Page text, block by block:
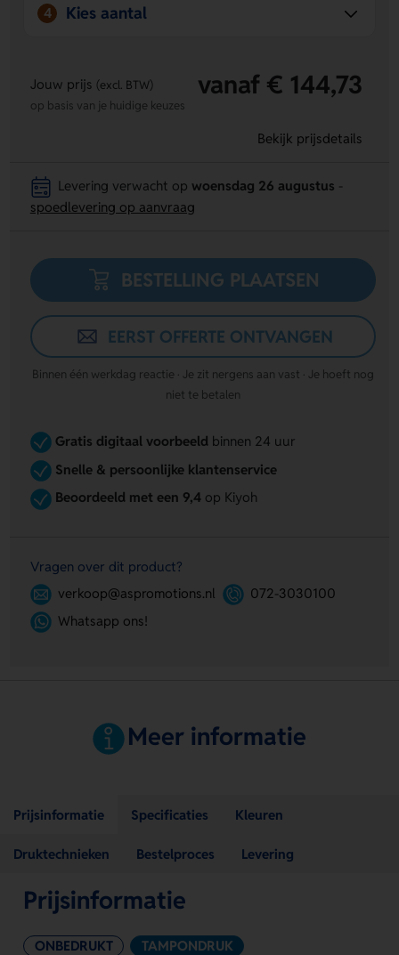
4 Kies aantal
Jouw prijs (excl. BTW) vanaf € 144,73
op basis van je huidige keuzes
Bekijk prijsdetails
Levering verwacht op woensdag 26 augustus
spoedlevering op aanvraag
BESTELLING PLAATSEN
EERST OFFERTE ONTVANGEN
Binnen één werkdag reactie · Je zit nergens aan vast · Je hoeft nog
niet te betalen
Gratis digitaal voorbeeld binnen 24 uur
Snelle & persoonlijke klantenservice
Beoordeeld met een 9,4op Kiyoh
Vragen over dit product?
verkoop@aspromotions.nl
072-3030100
Whatsapp ons!
Meer informatie
Prijsinformatie Specificaties Kleuren
Druktechnieken Bestelproces Levering
Prijsinformatie
ONBEDRUKT TAMPONDRUK